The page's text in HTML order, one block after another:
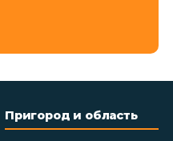
Пригород и область